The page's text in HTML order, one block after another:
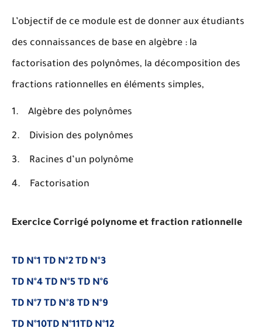
L’objectif de ce module est de donner aux étudiants
des connaissances de base en algèbre : la
factorisation des polynômes, la décomposition des
fractions rationnelles en éléments simples,
Algèbre des polynômes
Division des polynômes
Racines d’un polynôme
Factorisation
Exercice Corrigé polynome et fraction rationnelle
TD N°1 TD N°2 TD N°3
TD N°4 TD N°5 TD N°6
TD N°7 TD N°8 TD N°9
TD N°10TD N°11TD N°12